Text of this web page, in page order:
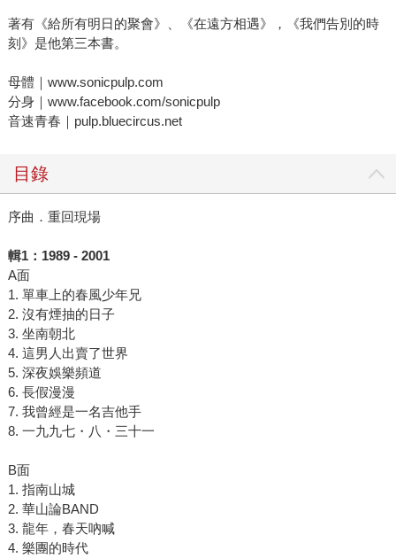
著有《給所有明日的聚會》、《在遠方相遇》，《我們告別的時
刻》是他第三本書。
母體｜www.sonicpulp.com
分身｜www.facebook.com/sonicpulp
音速青春｜pulp.bluecircus.net
目錄
序曲．重回現場
輯1： 1989 - 2001
A面
1. 單車上的春風少年兄
2. 沒有煙抽的日子
3. 坐南朝北
4. 這男人出賣了世界
5. 深夜娛樂頻道
6. 長假漫漫
7. 我曾經是一名吉他手
8. 一九九七・八・三十一
B面
1. 指南山城
2. 華山論BAND
3. 龍年，春天吶喊
4. 樂團的時代